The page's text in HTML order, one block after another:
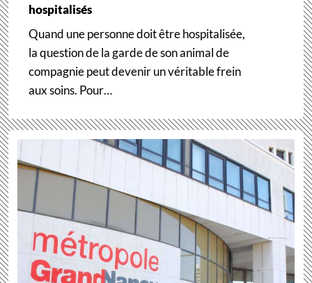
hospitalisés
Quand une personne doit être hospitalisée,
la question de la garde de son animal de
compagnie peut devenir un véritable frein
aux soins. Pour…